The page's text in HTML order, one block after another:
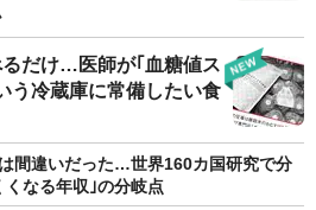
だけ…医師が｢血糖値ス
う冷蔵庫に常備したい食
は間違いだった…世界160カ国研究で分
なる年収｣の分岐点